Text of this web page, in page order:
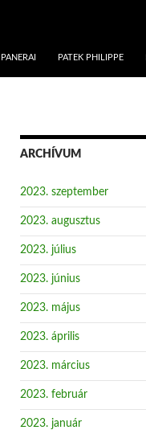
PANERAI PATEK PHILIPPE
ARCHÍVUM
2023. szeptember
2023. augusztus
2023. július
2023. június
2023. május
2023. április
2023. március
2023. február
2023. január